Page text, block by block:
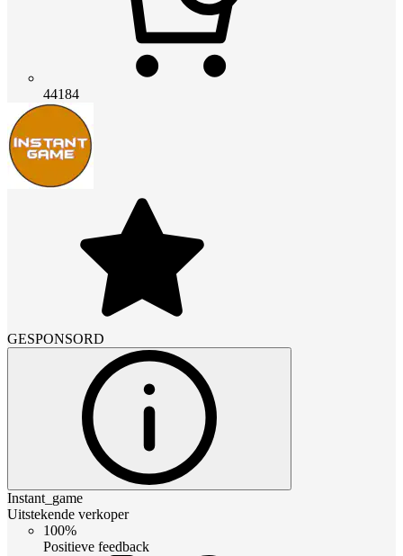
44184
GESPONSORD
Instant_game
Uitstekende verkoper
100%
Positieve feedback